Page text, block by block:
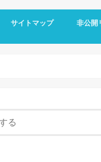
サイトマップ 非公開